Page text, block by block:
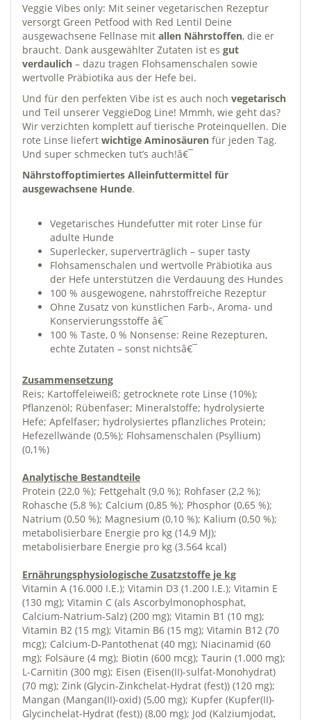
Veggie Vibes only: Mit seiner vegetarischen Rezeptur
versorgt Green Petfood with Red Lentil Deine
ausgewachsene Fellnase mit allen Nährstoffen, die er
braucht. Dank ausgewählter Zutaten ist es gut
verdaulich – dazu tragen Flohsamenschalen sowie
wertvolle Präbiotika aus der Hefe bei.
Und für den perfekten Vibe ist es auch noch vegetarisch
und Teil unserer VeggieDog Line! Mmmh, wie geht das?
Wir verzichten komplett auf tierische Proteinquellen. Die
rote Linse liefert wichtige Aminosäuren für jeden Tag.
Und super schmecken tut’s auch!â€¯
Nährstoffoptimiertes Alleinfuttermittel für
ausgewachsene Hunde.
Vegetarisches Hundefutter mit roter Linse für
adulte Hunde
Superlecker, superverträglich – super tasty
Flohsamenschalen und wertvolle Präbiotika aus
der Hefe unterstützen die Verdauung des Hundes
100 % ausgewogene, nährstoffreiche Rezeptur
Ohne Zusatz von künstlichen Farb-, Aroma- und
Konservierungsstoffe â€¯
100 % Taste, 0 % Nonsense: Reine Rezepturen,
echte Zutaten – sonst nichtsâ€¯
Zusammensetzung
Reis; Kartoffeleiweiß; getrocknete rote Linse (10%);
Pflanzenöl; Rübenfaser; Mineralstoffe; hydrolysierte
Hefe; Apfelfaser; hydrolysiertes pflanzliches Protein;
Hefezellwände (0,5%); Flohsamenschalen (Psyllium)
(0,1%)
Analytische Bestandteile
Protein (22,0 %); Fettgehalt (9,0 %); Rohfaser (2,2 %);
Rohasche (5,8 %); Calcium (0,85 %); Phosphor (0,65 %);
Natrium (0,50 %); Magnesium (0,10 %); Kalium (0,50 %);
metabolisierbare Energie pro kg (14,9 MJ);
metabolisierbare Energie pro kg (3.564 kcal)
Ernährungsphysiologische Zusatzstoffe je kg
Vitamin A (16.000 I.E.); Vitamin D3 (1.200 I.E.); Vitamin E
(130 mg); Vitamin C (als Ascorbylmonophosphat,
Calcium-Natrium-Salz) (200 mg); Vitamin B1 (10 mg);
Vitamin B2 (15 mg); Vitamin B6 (15 mg); Vitamin B12 (70
mcg); Calcium-D-Pantothenat (40 mg); Niacinamid (60
mg); Folsäure (4 mg); Biotin (600 mcg); Taurin (1.000 mg);
L-Carnitin (300 mg); Eisen (Eisen(II)-sulfat-Monohydrat)
(70 mg); Zink (Glycin-Zinkchelat-Hydrat (fest)) (120 mg);
Mangan (Mangan(II)-oxid) (5,00 mg); Kupfer (Kupfer(II)-
Glycinchelat-Hydrat (fest)) (8,00 mg); Jod (Kalziumjodat,